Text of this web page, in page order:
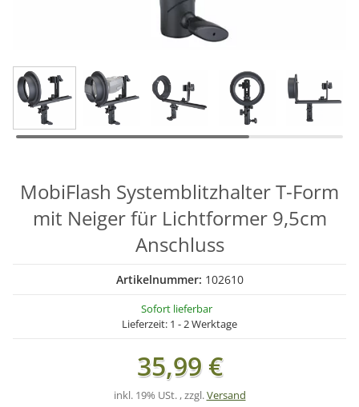
MobiFlash Systemblitzhalter T-Form
mit Neiger für Lichtformer 9,5cm
Anschluss
Artikelnummer: 102610
Sofort lieferbar
Lieferzeit: 1 - 2 Werktage
35,99 €
inkl. 19% USt. , zzgl.Versand